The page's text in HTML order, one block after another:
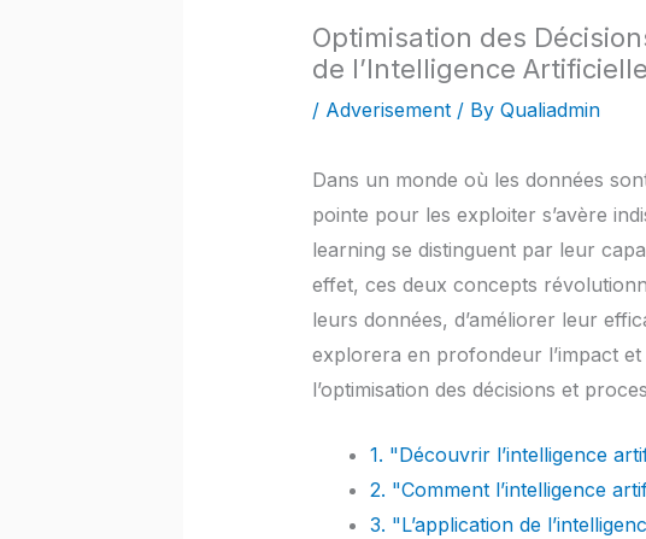
Optimisation des
de l’Intelligence
/ Adverisement/ By Qualiadmin
Dans un monde où les données
pointe pour les exploiter s’avère
learning se distinguent par leur
effet, ces deux concepts
leurs données, d’améliorer leur
explorera en profondeur l’impact et
l’optimisation des décisions et
1. "Découvrir l’intelligence
2. "Comment l’intelligence
3. "L’application de